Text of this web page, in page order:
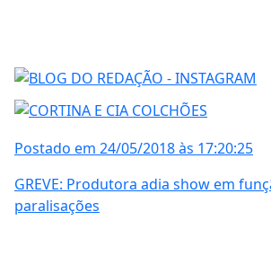
Postado em 24/05/2018 às 17:20:25
GREVE: Produtora adia show em
paralisações